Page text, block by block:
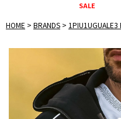
SALE
HOME BRANDS